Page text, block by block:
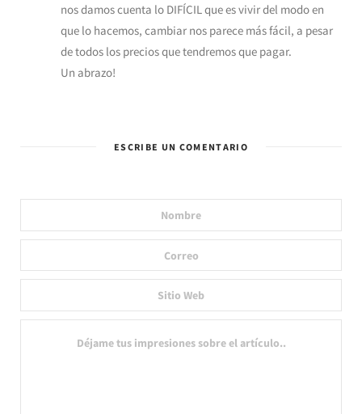
nos damos cuenta lo DIFÍCIL que es vivir del modo en
que lo hacemos, cambiar nos parece más fácil, a pesar
de todos los precios que tendremos que pagar.
Un abrazo!
ESCRIBE UN COMENTARIO